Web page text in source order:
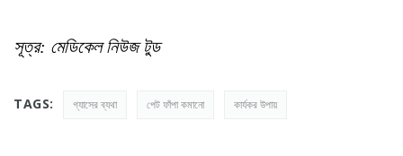
সূত্র: মেডিকেল নিউজ টুড
TAGS: গ্যাসের ব্যথা পেট ফাঁপা কমানো কার্যকর উপায়